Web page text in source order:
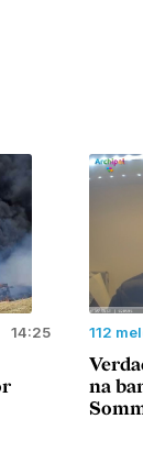
14:25 112
na